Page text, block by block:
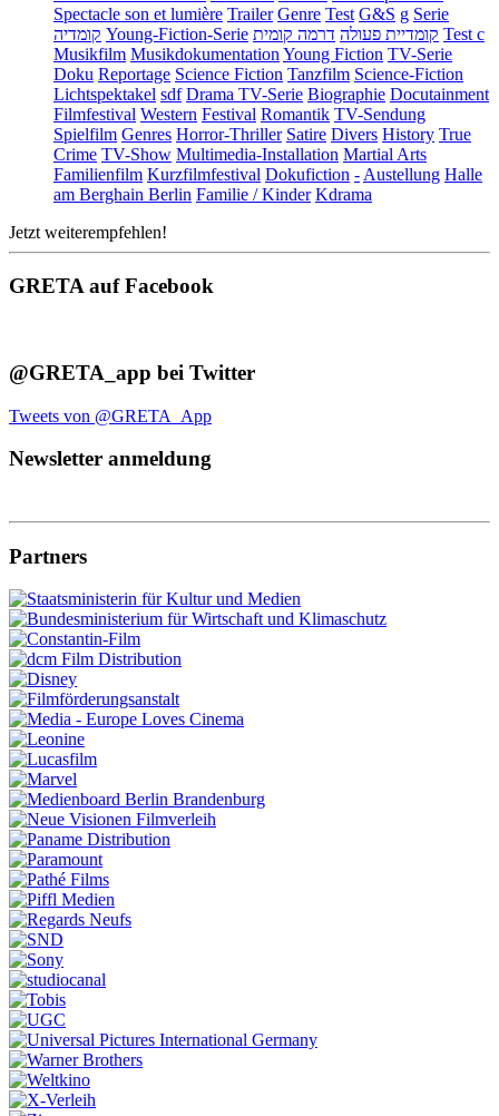
Spectacle son et lumière Trailer Genre Test G&S g Serie
קומדיה Young-Fiction-Serie קומדיית פעולה דרמה קומית
Test c
Musikfilm Musikdokumentation Young Fiction TV-Serie
Doku Reportage Science Fiction Tanzfilm Science-Fiction
Lichtspektakel sdf Drama TV-Serie Biographie Docutainment
Filmfestival Western Festival Romantik TV-Sendung
Spielfilm Genres Horror-Thriller Satire Divers History True
Crime TV-Show Multimedia-Installation Martial Arts
Familienfilm Kurzfilmfestival Dokufiction - Austellung Halle
am Berghain Berlin Familie / Kinder Kdrama
Jetzt weiterempfehlen!
GRETA auf Facebook
@GRETA_app bei Twitter
Tweets von @GRETA_App
Newsletter anmeldung
Partners